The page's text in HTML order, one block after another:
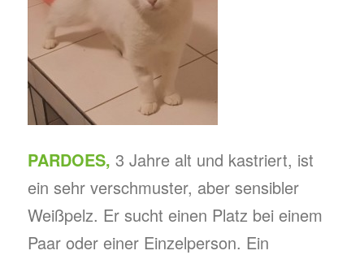
PARDOES, 3 Jahre alt und kastriert, ist
ein sehr verschmuster, aber sensibler
Weißpelz. Er sucht einen Platz bei einem
Paar oder einer Einzelperson. Ein